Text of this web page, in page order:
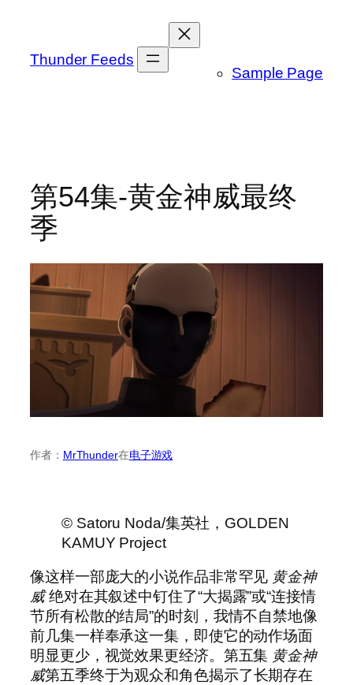
Thunder Feeds
Sample Page
第54集-黄金神威最终
季
作者： MrThunder在电子游戏
© Satoru Noda/集英社，GOLDEN
KAMUY Project
像这样一部庞大的小说作品非常罕见 黄金神
威绝对在其叙述中钉住了“大揭露”或“连接情
节所有松散的结局”的时刻，我情不自禁地像
前几集一样奉承这一集，即使它的动作场面
明显更少，视觉效果更经济。第五集 黄金神
威第五季终于为观众和角色揭示了长期存在